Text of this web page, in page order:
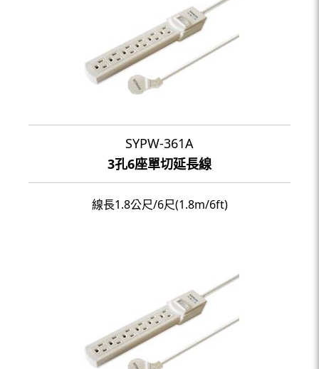
SYPW-361A
3孔6座單切延長線
線長1.8公尺/6尺(1.8m/6ft)